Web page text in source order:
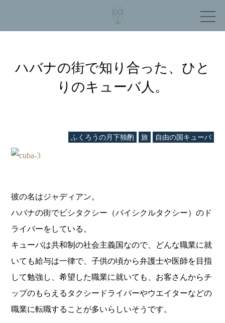
ハバナの街で知り合った、ひと
りのキューバ人。
ふくろうの月下独酌 旅 自由の国キューバ
彼の名はジャディアン。
ハバナの街でビシタクシー（バイシクルタクシー）のド
ライバーをしている。
キューバは共和制の社会主義国なので、どんな職業に就
いても給与は一律で、子供の頃から弁護士や医師を目指
して勉強し、希望した職業に就いても、お客さんからチ
ップのもらえるタクシードライバーやウエイターなどの
職業に転職することが多いらしいそうです。